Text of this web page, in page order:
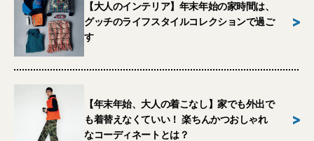
【大人のインテリア】年末年始の家時間は、
グッチのライフスタイルコレクションで過ご
す
>
【年末年始、大人の着こなし】家でも外出で
も着替えなくていい！ 楽ちんかつおしゃれ
なコーディネートとは？
>